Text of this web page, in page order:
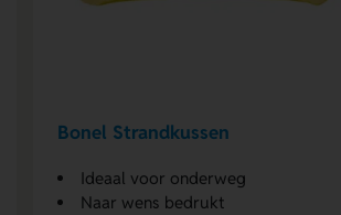
Bonel Strandkussen
Ideaal voor onderweg
Naar wens bedrukt